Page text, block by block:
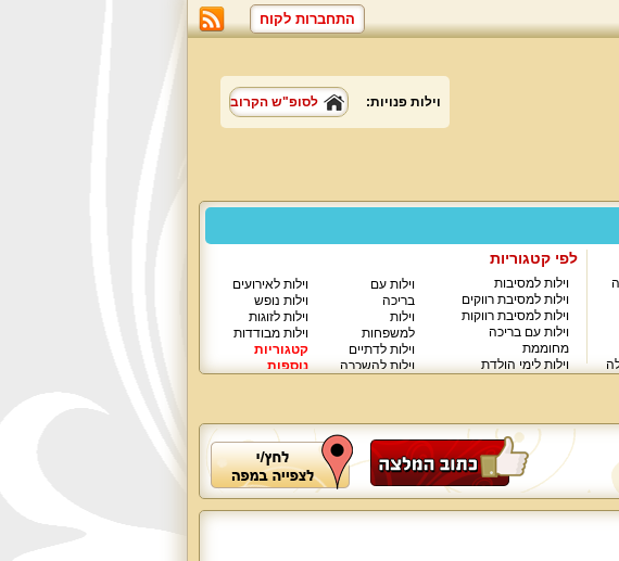
התחברות לקוח
וילות פנויות: לסופ"ש הקרוב
לפי קטגוריות
וילות למסיבות
וילות למסיבת רווקים
וילות למסיבת רווקות
וילות עם בריכה
מחוממת
וילות לימי הולדת
וילות עם
בריכה
וילות
למשפחות
וילות לדתיים
וילות להשכרה
וילות לאירועים
וילות נופש
וילות לזוגות
וילות מבודדות
קטגוריות
נוספות